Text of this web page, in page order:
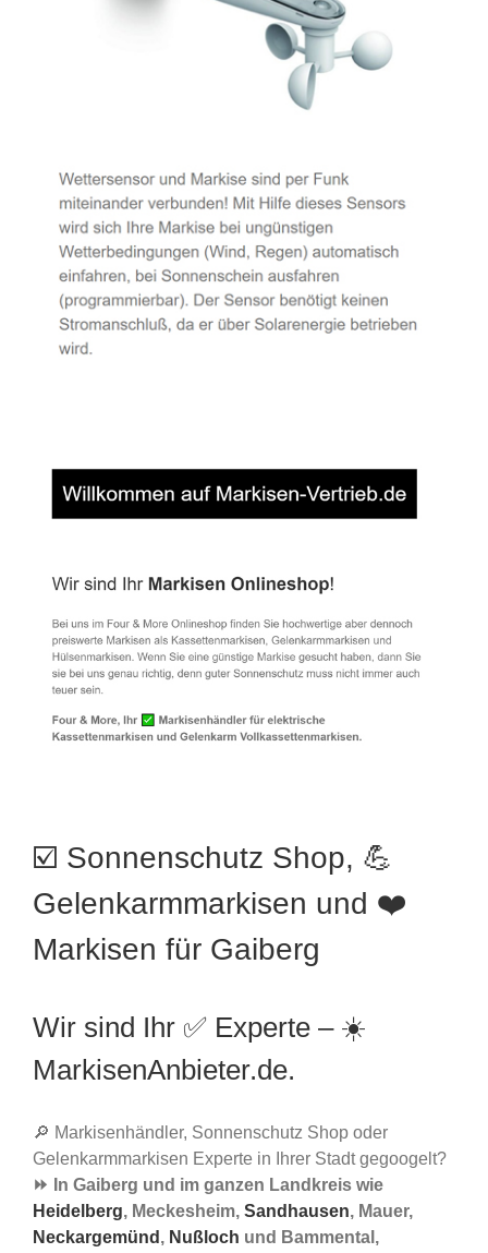
☑️ Sonnenschutz Shop, 💪
Gelenkarmmarkisen und ❤️
Markisen für Gaiberg
Wir sind Ihr ✅ Experte – ☀️
MarkisenAnbieter.de.
🔎 Markisenhändler, Sonnenschutz Shop oder
Gelenkarmmarkisen Experte in Ihrer Stadt gegoogelt?
⏩ In Gaiberg und im ganzen Landkreis wie
Heidelberg, Meckesheim, Sandhausen, Mauer,
Neckargemünd , Nußloch und Bammental,